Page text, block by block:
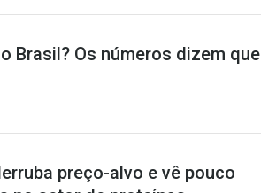
Brasil? Os números dizem que
preço-alvo e vê pouco